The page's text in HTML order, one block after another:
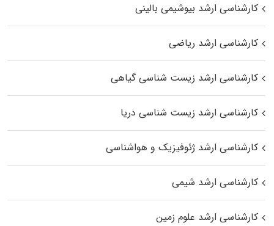
کارشناسی ارشد بیوشیمی بالینی
کارشناسی ارشد ریاضی
کارشناسی ارشد زیست‌ شناسی گیاهی
کارشناسی ارشد زیست‌ شناسی دریا
کارشناسی ارشد ژئوفیزیک و هواشناسی
کارشناسی ارشد شیمی
کارشناسی ارشد علوم زمین